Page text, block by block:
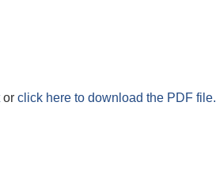
or click here to download the PDF file.